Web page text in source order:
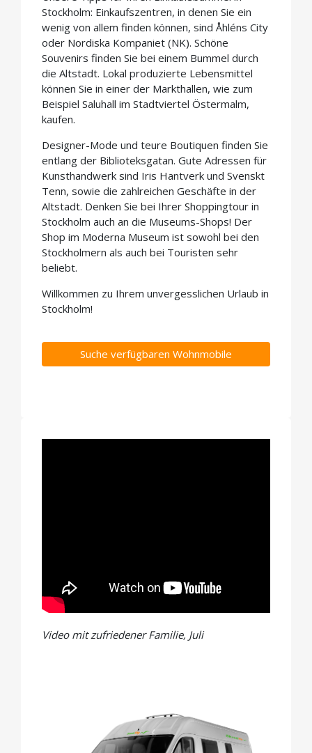
Stockholm: Einkaufszentren, in denen Sie ein
wenig von allem finden können, sind Åhléns City
oder Nordiska Kompaniet (NK). Schöne
Souvenirs finden Sie bei einem Bummel durch
die Altstadt. Lokal produzierte Lebensmittel
können Sie in einer der Markthallen, wie zum
Beispiel Saluhall im Stadtviertel Östermalm,
kaufen.
Designer-Mode und teure Boutiquen finden Sie
entlang der Biblioteksgatan. Gute Adressen für
Kunsthandwerk sind Iris Hantverk und Svenskt
Tenn, sowie die zahlreichen Geschäfte in der
Altstadt. Denken Sie bei Ihrer Shoppingtour in
Stockholm auch an die Museums-Shops! Der
Shop im Moderna Museum ist sowohl bei den
Stockholmern als auch bei Touristen sehr
beliebt.
Willkommen zu Ihrem unvergesslichen Urlaub in
Stockholm!
Suche verfügbaren Wohnmobile
Video mit zufriedener Familie, Juli